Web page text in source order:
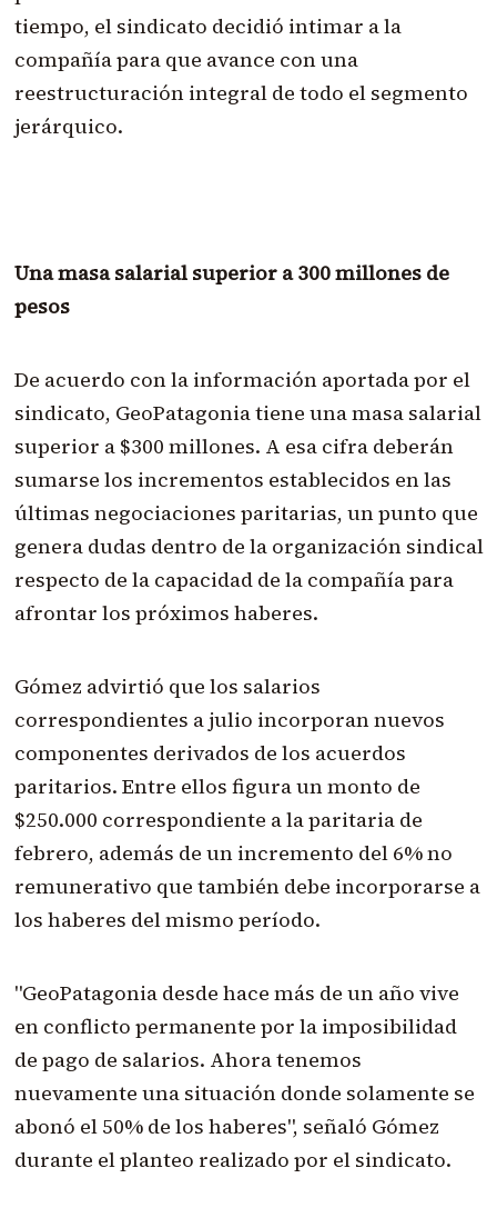
tiempo, el sindicato decidió intimar a la
compañía para que avance con una
reestructuración integral de todo el segmento
jerárquico.
Una masa salarial superior a 300 millones de
pesos
De acuerdo con la información aportada por el
sindicato, GeoPatagonia tiene una masa salarial
superior a $300 millones. A esa cifra deberán
sumarse los incrementos establecidos en las
últimas negociaciones paritarias, un punto que
genera dudas dentro de la organización sindical
respecto de la capacidad de la compañía para
afrontar los próximos haberes.
Gómez advirtió que los salarios
correspondientes a julio incorporan nuevos
componentes derivados de los acuerdos
paritarios. Entre ellos figura un monto de
$250.000 correspondiente a la paritaria de
febrero, además de un incremento del 6% no
remunerativo que también debe incorporarse a
los haberes del mismo período.
"GeoPatagonia desde hace más de un año vive
en conflicto permanente por la imposibilidad
de pago de salarios. Ahora tenemos
nuevamente una situación donde solamente se
abonó el 50% de los haberes", señaló Gómez
durante el planteo realizado por el sindicato.